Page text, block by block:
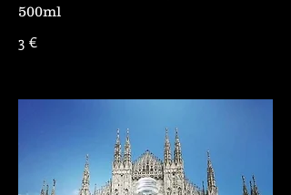
500ml
3 €